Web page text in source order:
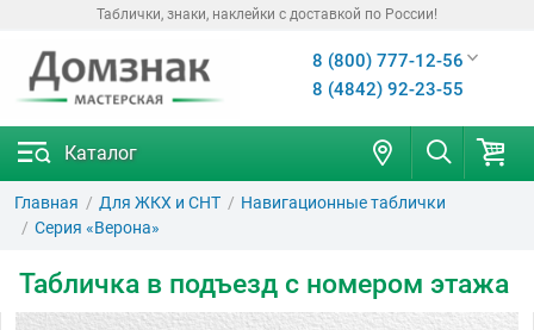
Таблички, знаки, наклейки с доставкой по России!
8 (800) 777-12-56
8 (4842) 92-23-55
Каталог
Главная Для ЖКХ и СНТ
Навигационные таблички
Серия «Верона»
Табличка в подъезд с номером этажа